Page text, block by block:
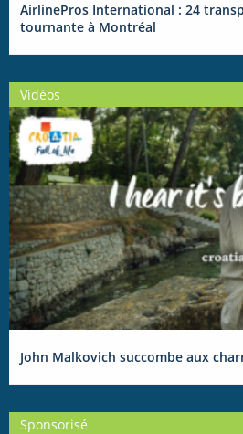
AirlinePros International : 24
tournante à Montréal
Vidéos
John Malkovich succombe aux
Sponsorisé